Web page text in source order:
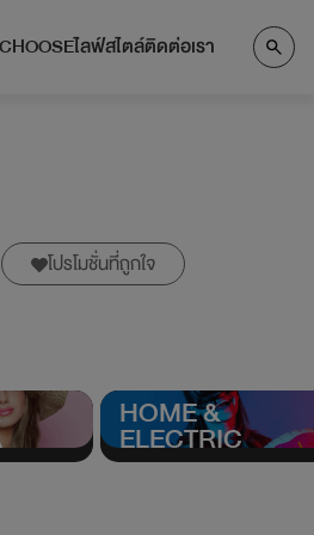
ไลฟ์สไตล์ติดต่อเรา
โปรโมชั่นที่ถูกใจ
ะวันสูงสุด x4* ณ ร้านค้าที่ร่วมรายการ ที่ ศูนย์กา
HOME &
ELECTRIC